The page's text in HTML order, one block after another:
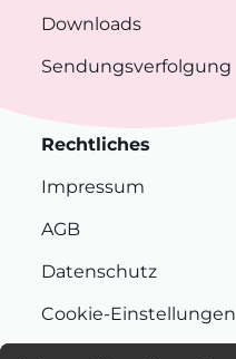
Downloads
Sendungsverfolgung
Rechtliches
Impressum
AGB
Datenschutz
Cookie-Einstellungen